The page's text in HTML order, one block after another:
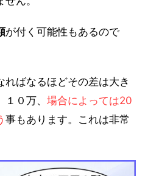
が付く可能性もあるので
ればなるほどその差は大き
０万、 場合によっては20
事もあります。これは非常